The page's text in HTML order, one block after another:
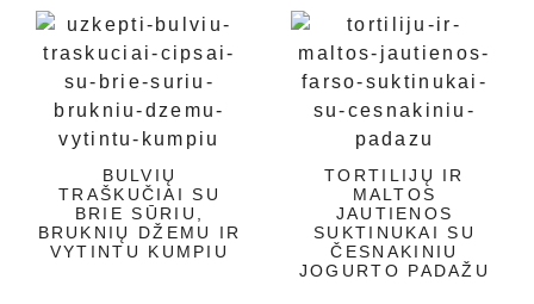
BULVIŲ
TRAŠKUČIAI SU
BRIE SŪRIU,
BRUKNIŲ DŽEMU IR
VYTINTU KUMPIU
TORTILIJŲ IR
MALTOS
JAUTIENOS
SUKTINUKAI SU
ČESNAKINIU
JOGURTO PADAŽU